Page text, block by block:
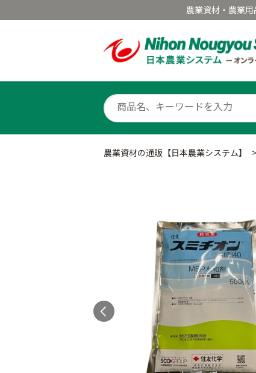
農業資材・農業
農業資材の通販【日本農業システム】 >